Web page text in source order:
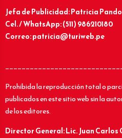
Jefa de Publicidad: Patricia Pando
Cel. / WhatsApp: (511) 986210180
Correo: patricia@turiweb.pe
Prohibida la reproducción total o
publicados en este sitio web sin la
de los editores.
Director General: Lic.Juan